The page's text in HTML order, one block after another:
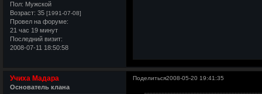
Пол: Мужской
Возраст: 35 [1991-07-08]
Провел на форуме:
21 час 19 минут
Последний визит:
2008-07-11 18:50:58
Поделиться2008-05-20 19:41:35
Учиха Мадара
Основатель клана